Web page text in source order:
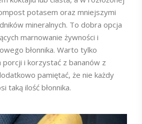
potasem oraz mniejszymi
mineralnych. To dobra opcja
marnowanie żywności i
błonnika. Warto tylko
porcji i korzystać z bananów z
pamiętać, że nie każdy
taką ilość błonnika.